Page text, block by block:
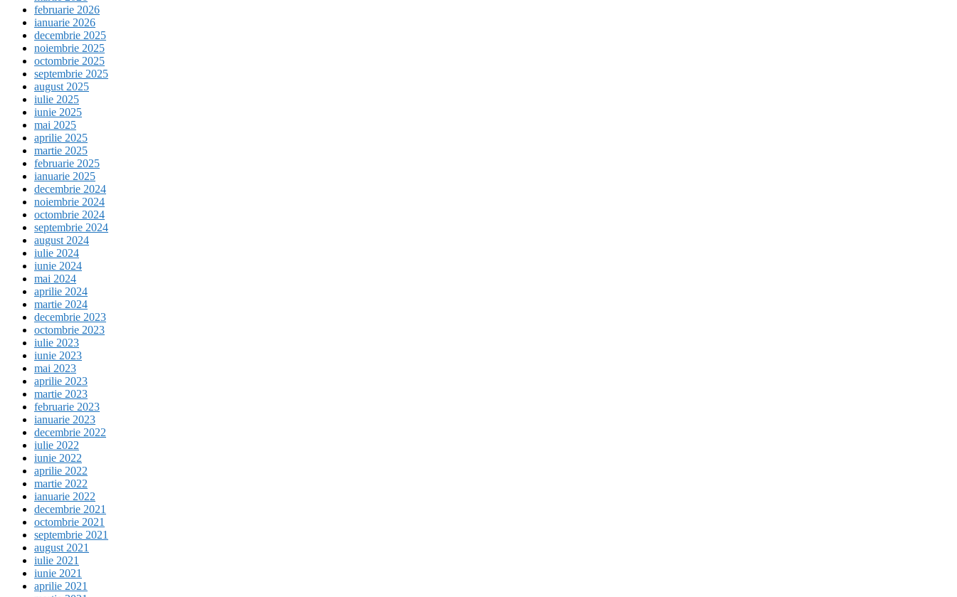
februarie 2026
ianuarie 2026
decembrie 2025
noiembrie 2025
octombrie 2025
septembrie 2025
august 2025
iulie 2025
iunie 2025
mai 2025
aprilie 2025
martie 2025
februarie 2025
ianuarie 2025
decembrie 2024
noiembrie 2024
octombrie 2024
septembrie 2024
august 2024
iulie 2024
iunie 2024
mai 2024
aprilie 2024
martie 2024
decembrie 2023
octombrie 2023
iulie 2023
iunie 2023
mai 2023
aprilie 2023
martie 2023
februarie 2023
ianuarie 2023
decembrie 2022
iulie 2022
iunie 2022
aprilie 2022
martie 2022
ianuarie 2022
decembrie 2021
octombrie 2021
septembrie 2021
august 2021
iulie 2021
iunie 2021
aprilie 2021